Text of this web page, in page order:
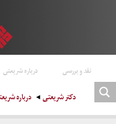
نقد و بررسی درباره شریعتی
دکتر شریعتی درباره